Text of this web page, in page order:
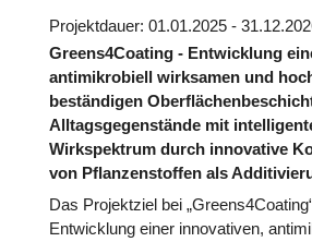
Projektdauer: 01.01.2025 -
Greens4Coating - Entwicklung
antimikrobiell wirksamen und
beständigen
Alltagsgegenstände mit
Wirkspektrum durch innovative
von Pflanzenstoffen als
Das Projektziel bei
Entwicklung einer innovativen,